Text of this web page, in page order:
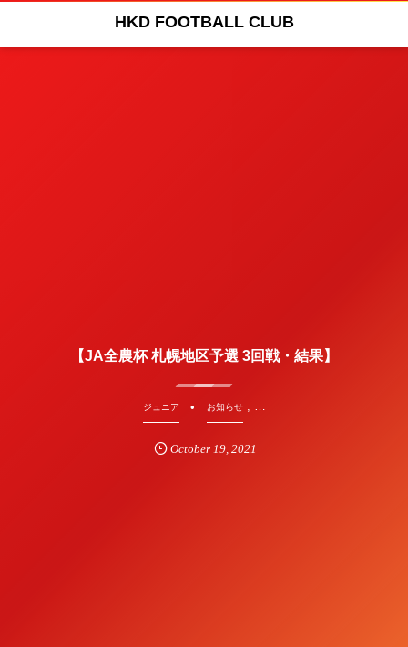
HKD FOOTBALL CLUB
【JA全農杯 札幌地区予選 3回戦・結果】
ジュニア お知らせ, …
October 19 ,2021